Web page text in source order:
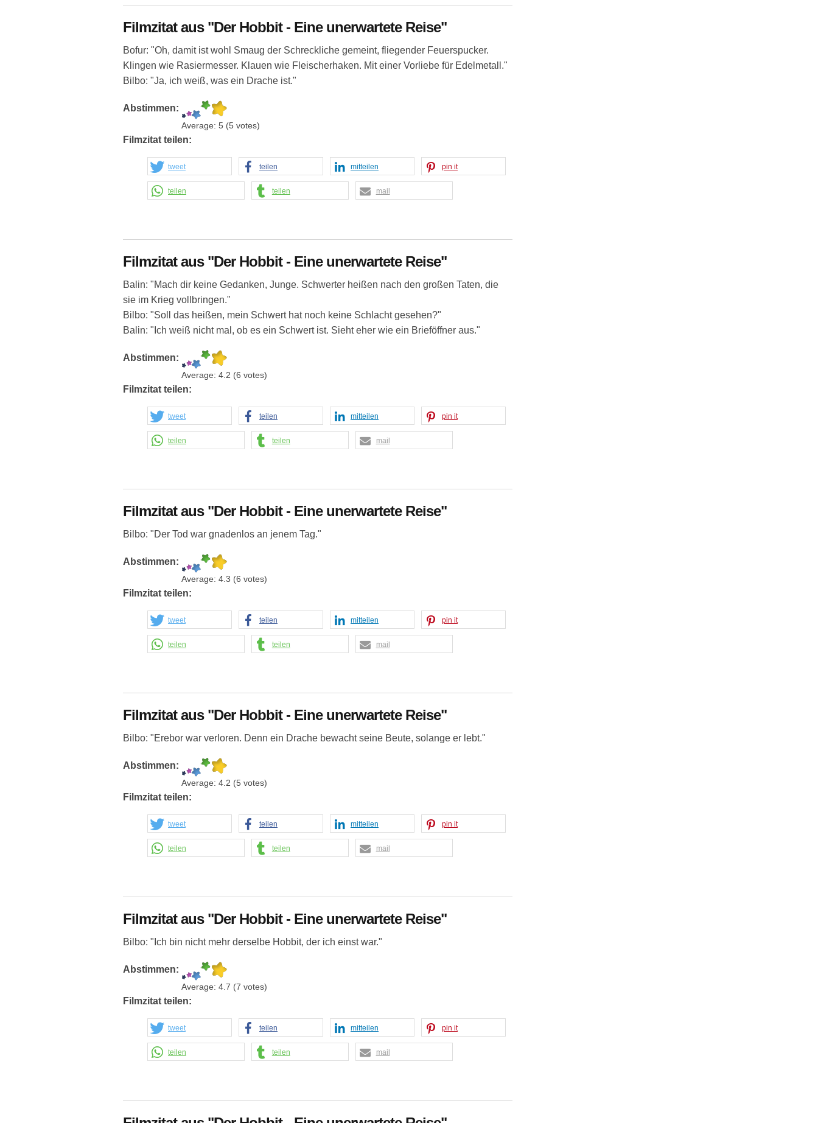
Filmzitat aus "Der Hobbit - Eine unerwartete Reise"
Bofur: "Oh, damit ist wohl Smaug der Schreckliche gemeint, fliegender Feuerspucker.
Klingen wie Rasiermesser. Klauen wie Fleischerhaken. Mit einer Vorliebe für Edelmetall."
Bilbo: "Ja, ich weiß, was ein Drache ist."
Abstimmen:
Average: 5 (5 votes)
Filmzitat teilen:
tweet teilen mitteilen pin it
teilen teilen mail
Filmzitat aus "Der Hobbit - Eine unerwartete Reise"
Balin: "Mach dir keine Gedanken, Junge. Schwerter heißen nach den großen Taten, die
sie im Krieg vollbringen."
Bilbo: "Soll das heißen, mein Schwert hat noch keine Schlacht gesehen?"
Balin: "Ich weiß nicht mal, ob es ein Schwert ist. Sieht eher wie ein Brieföffner aus."
Abstimmen:
Average: 4.2 (6 votes)
Filmzitat teilen:
tweet teilen mitteilen pin it
teilen teilen mail
Filmzitat aus "Der Hobbit - Eine unerwartete Reise"
Bilbo: "Der Tod war gnadenlos an jenem Tag."
Abstimmen:
Average: 4.3 (6 votes)
Filmzitat teilen:
tweet teilen mitteilen pin it
teilen teilen mail
Filmzitat aus "Der Hobbit - Eine unerwartete Reise"
Bilbo: "Erebor war verloren. Denn ein Drache bewacht seine Beute, solange er lebt."
Abstimmen:
Average: 4.2 (5 votes)
Filmzitat teilen:
tweet teilen mitteilen pin it
teilen teilen mail
Filmzitat aus "Der Hobbit - Eine unerwartete Reise"
Bilbo: "Ich bin nicht mehr derselbe Hobbit, der ich einst war."
Abstimmen:
Average: 4.7 (7 votes)
Filmzitat teilen:
tweet teilen mitteilen pin it
teilen teilen mail